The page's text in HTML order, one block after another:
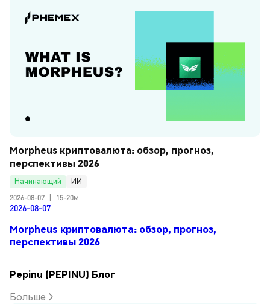
Morpheus криптовалюта: обзор, прогноз,
перспективы 2026
Начинающий
ИИ
2026-08-07
15-20м
2026-08-07
Morpheus криптовалюта: обзор, прогноз,
перспективы 2026
Pepinu (PEPINU) Блог
Больше